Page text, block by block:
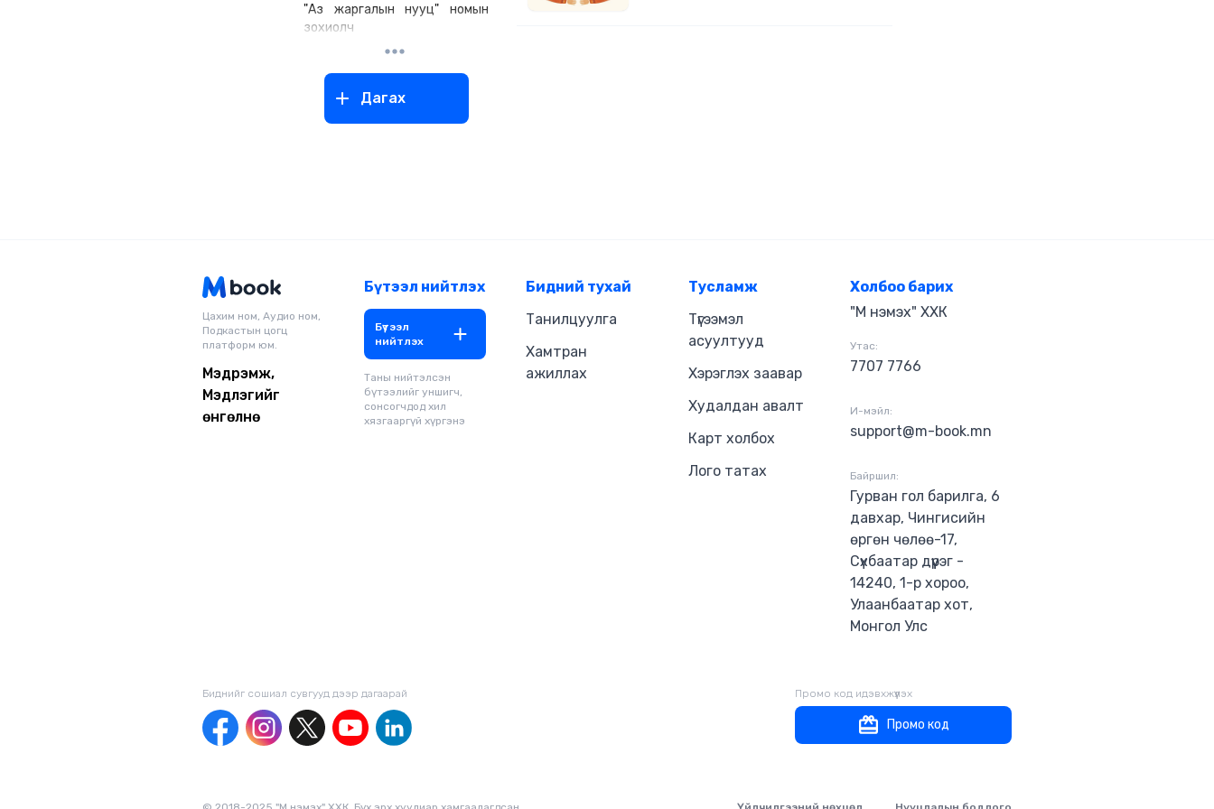
"Аз жаргалын нууц" номын
зохиолч
Дагах
Цахим ном, Аудио ном,
Подкастын цогц
платформ юм.
Мэдрэмж,
Мэдлэгийг
өнгөлнө
Бүтээл нийтлэх
Бүтээл
нийтлэх
Таны нийтэлсэн
бүтээлийг уншигч,
сонсогчдод хил
хязгааргүй хүргэнэ
Бидний тухай
Танилцуулга
Хамтран
ажиллах
Тусламж
Түгээмэл
асуултууд
Хэрэглэх заавар
Худалдан авалт
Карт холбох
Лого татах
Холбоо барих
"М нэмэх" ХХК
Утас:
7707 7766
И-мэйл:
support@m-book.mn
Байршил:
Гурван гол барилга, 6
давхар, Чингисийн
өргөн чөлөө-17,
Сүхбаатар дүүрэг -
14240, 1-р хороо,
Улаанбаатар хот,
Монгол Улс
Биднийг сошиал сувгууд дээр дагаaрай Промо код идэвхжүүлэх
Промо код